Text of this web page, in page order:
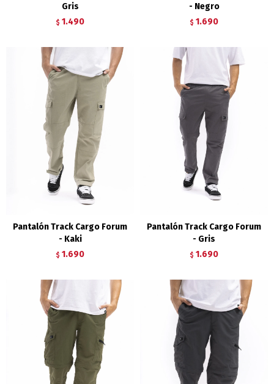
Gris
$ 1.490
- Negro
$ 1.690
Pantalón Track Cargo Forum
- Kaki
$ 1.690
Pantalón Track Cargo Forum
- Gris
$ 1.690